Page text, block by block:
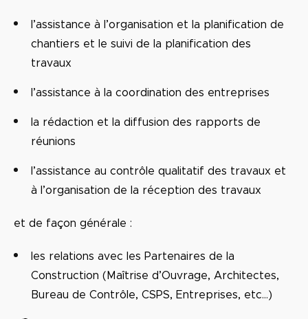
l’assistance à l’organisation et la planification de
chantiers et le suivi de la planification des
travaux
l’assistance à la coordination des entreprises
la rédaction et la diffusion des rapports de
réunions
l’assistance au contrôle qualitatif des travaux et
à l’organisation de la réception des travaux
et de façon générale :
les relations avec les Partenaires de la
Construction (Maîtrise d’Ouvrage, Architectes,
Bureau de Contrôle, CSPS, Entreprises, etc…)